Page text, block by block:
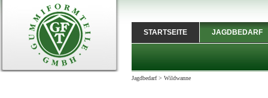
STARTSEITE JAGDBEDARF
Jagdbedarf> Wildwanne